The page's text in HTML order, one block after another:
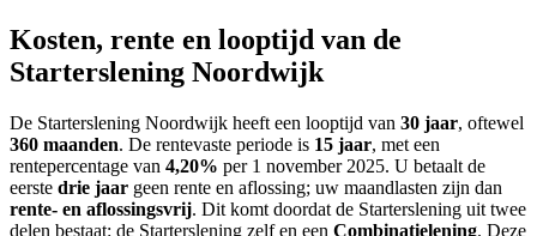
Kosten, rente en looptijd van de
Starterslening Noordwijk
De Starterslening Noordwijk heeft een looptijd van 30 jaar, oftewel
360 maanden. De rentevaste periode is 15 jaar, met een
rentepercentage van 4,20% per 1 november 2025. U betaalt de
eerste drie jaar geen rente en aflossing; uw maandlasten zijn dan
rente- en aflossingsvrij. Dit komt doordat de Starterslening uit twee
delen bestaat: de Starterslening zelf en een Combinatielening. Deze